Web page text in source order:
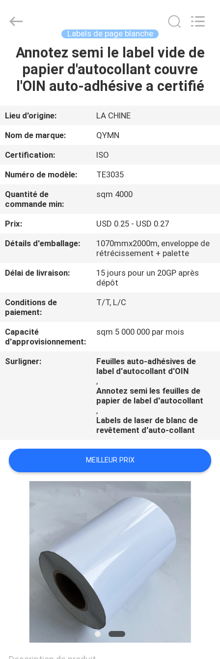
MAISON
PRODUITS
AU
SUJET
DE
VISITE
CONTRÔLE
QUALITÉ
CONTACTEZ-
NOUS
DEMANDEZ
Fournisseur.
Copyright
adhesivestickerlabels.com.
Developed
Labels de page blanche
Annotez semi le label vide de
papier d'autocollant couvre
l'OIN auto-adhésive a certifié
Lieu d'origine:
LA CHINE
Nom de marque:
QYMN
Certification:
ISO
Numéro de modèle:
TE3035
Quantité de
commande min:
sqm 4000
Prix:
USD 0.25 - USD 0.27
Détails d'emballage:
1070mmx2000m, enveloppe de
rétrécissement + palette
Délai de livraison:
15 jours pour un 20GP après
dépôt
Conditions de
paiement:
T/T, L/C
Capacité
d'approvisionnement:
sqm 5 000 000 par mois
Surligner:
Feuilles auto-adhésives de
label d'autocollant d'OIN
,
Annotez semi les feuilles de
papier de label d'autocollant
,
Labels de laser de blanc de
revêtement d'auto-collant
MEILLEUR PRIX